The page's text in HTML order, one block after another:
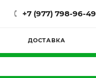
+7 (977) 798-96-49
ДОСТАВКА